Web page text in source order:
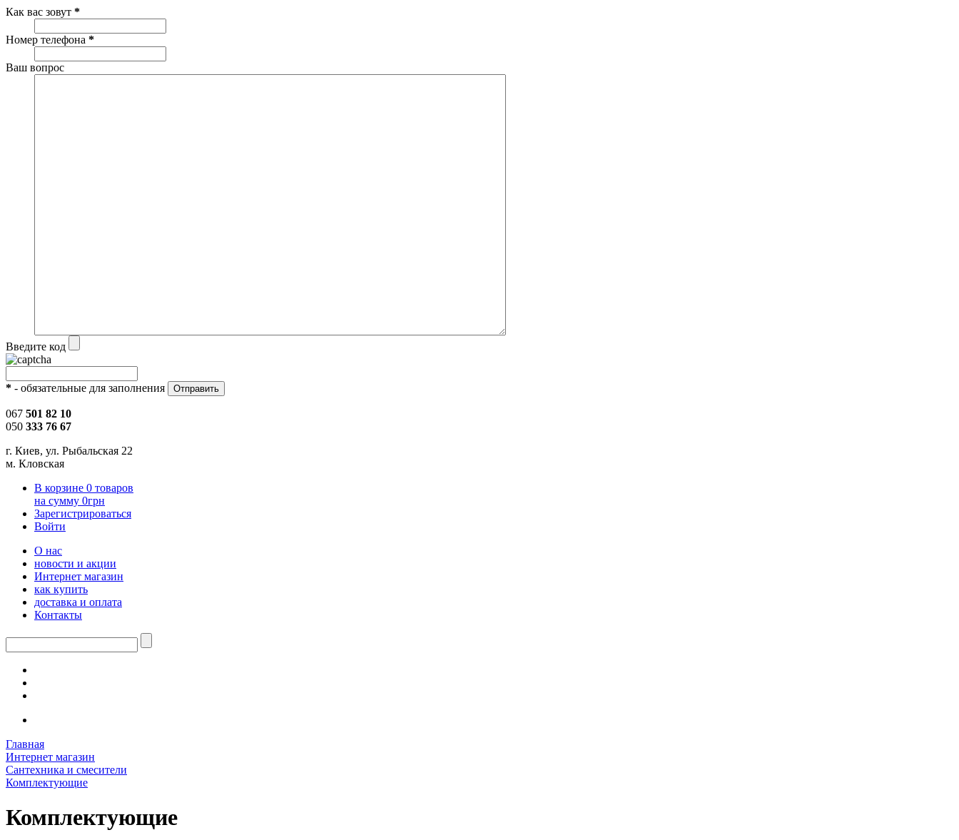
Как вас зовут *
Номер телефона *
Ваш вопрос
Введите код
* - обязательные для заполнения
067 501 82 10
050 333 76 67
г. Киев, ул. Рыбальская 22
м. Кловская
В корзине 0 товаров
на сумму 0грн
Зарегистрироваться
Войти
О нас
новости и акции
Интернет магазин
как купить
доставка и оплата
Контакты
Главная
Интернет магазин
Сантехника и смесители
Комплектующие
Комплектующие